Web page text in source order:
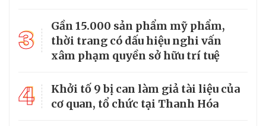
3
Gần 15.000 sản phẩm mỹ phẩm,
thời trang có dấu hiệu nghi vấn
xâm phạm quyền sở hữu trí tuệ
4
Khởi tố 9 bị can làm giả tài liệu của
cơ quan, tổ chức tại Thanh Hóa